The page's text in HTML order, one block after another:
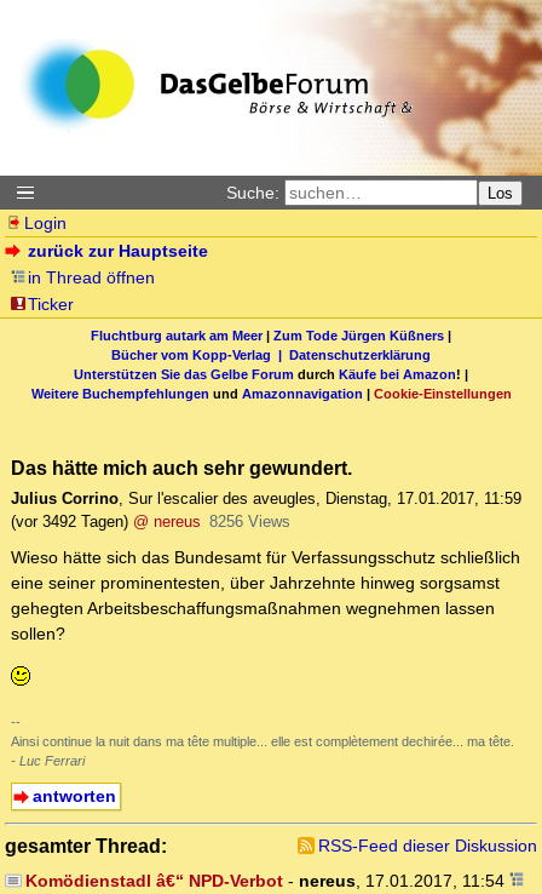
Suche: Los
Login
zurück zur Hauptseite
in Thread öffnen
Ticker
Fluchtburg autark am Meer| Zum Tode Jürgen Küßners |
Bücher vom Kopp-Verlag | Datenschutzerklärung
Unterstützen Sie das Gelbe Forum durch Käufe bei Amazon! |
Weitere Buchempfehlungen und Amazonnavigation | Cookie-Einstellungen
Das hätte mich auch sehr gewundert.
Julius Corrino, Sur l'escalier des aveugles, Dienstag, 17.01.2017, 11:59
(vor 3492 Tagen) @ nereus 8256 Views
Wieso hätte sich das Bundesamt für Verfassungsschutz schließlich
eine seiner prominentesten, über Jahrzehnte hinweg sorgsamst
gehegten Arbeitsbeschaffungsmaßnahmen wegnehmen lassen
sollen?
--
Ainsi continue la nuit dans ma tête multiple... elle est complètement dechirée... ma tête.
- Luc Ferrari
antworten
gesamter Thread:
RSS-Feed dieser Diskussion
Komödienstadl â€“ NPD-Verbot- nereus, 17.01.2017, 11:54